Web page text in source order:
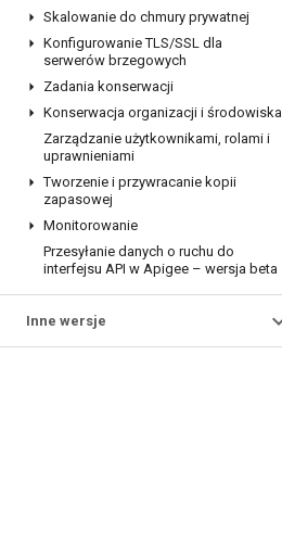
Skalowanie do chmury prywatnej
Konfigurowanie TLS/SSL dla
serwerów brzegowych
Zadania konserwacji
Konserwacja organizacji i środowiska
Zarządzanie użytkownikami, rolami i
uprawnieniami
Tworzenie i przywracanie kopii
zapasowej
Monitorowanie
Przesyłanie danych o ruchu do
interfejsu API w Apigee – wersja beta
Inne wersje